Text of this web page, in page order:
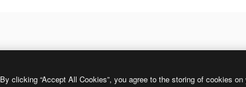
By clicking “Accept All Cookies”, you agree to the storing of cookies